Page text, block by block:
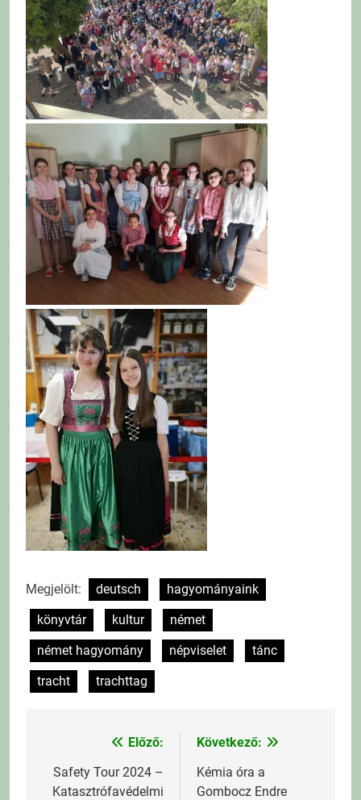
Megjelölt: deutsch
hagyományaink
könyvtár
kultur
német
német hagyomány
népviselet
tánc
tracht
trachttag
Bejegyzés
navigáció
Előző:
Safety Tour 2024 –
Katasztrófavédelmi
Következő:
Kémia óra a
Gombocz Endre